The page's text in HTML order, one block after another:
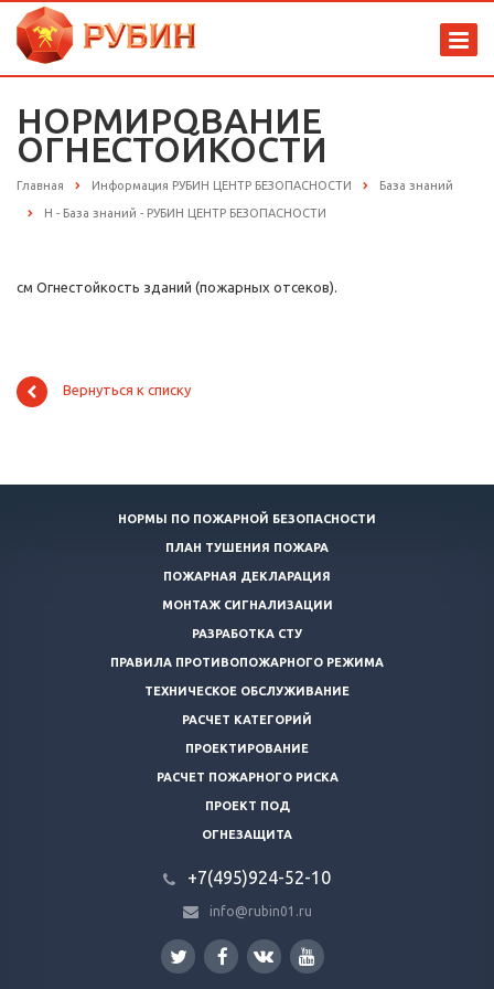
НОРМИРОВАНИЕ
ОГНЕСТОЙКОСТИ
Главная Информация РУБИН ЦЕНТР БЕЗОПАСНОСТИ База знаний
Н - База знаний - РУБИН ЦЕНТР БЕЗОПАСНОСТИ
см Огнестойкость зданий (пожарных отсеков).
Вернуться к списку
НОРМЫ ПО ПОЖАРНОЙ БЕЗОПАСНОСТИ
ПЛАН ТУШЕНИЯ ПОЖАРА
ПОЖАРНАЯ ДЕКЛАРАЦИЯ
МОНТАЖ СИГНАЛИЗАЦИИ
РАЗРАБОТКА СТУ
ПРАВИЛА ПРОТИВОПОЖАРНОГО РЕЖИМА
ТЕХНИЧЕСКОЕ ОБСЛУЖИВАНИЕ
РАСЧЕТ КАТЕГОРИЙ
ПРОЕКТИРОВАНИЕ
РАСЧЕТ ПОЖАРНОГО РИСКА
ПРОЕКТ ПОД
ОГНЕЗАЩИТА
+7(495)924-52-10
info@rubin01.ru